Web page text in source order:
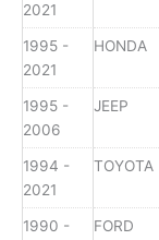
2021
1995 -
2021
HONDA
1995 -
2006
JEEP
1994 -
2021
TOYOTA
1990 -
FORD